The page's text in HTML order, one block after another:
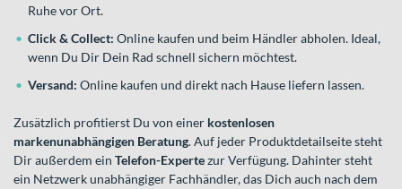
Ruhe vor Ort.
Click & Collect: Online kaufen und beim Händler abholen. Ideal,
wenn Du Dir Dein Rad schnell sichern möchtest.
Versand: Online kaufen und direkt nach Hause liefern lassen.
Zusätzlich profitierst Du von einer kostenlosen
markenunabhängigen Beratung. Auf jeder Produktdetailseite steht
Dir außerdem ein Telefon-Expertezur Verfügung. Dahinter steht
ein Netzwerk unabhängiger Fachhändler, das Dich auch nach dem